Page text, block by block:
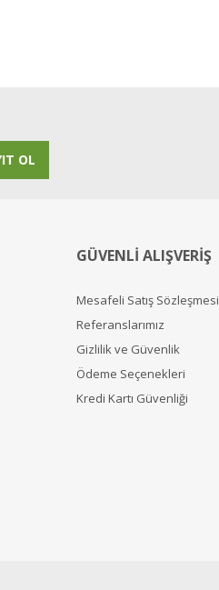
OL
GÜVENLİ ALIŞVERİŞ
Mesafeli Satış Sözleşmesi
Referanslarımız
Gizlilik ve Güvenlik
Ödeme Seçenekleri
Kredi Kartı Güvenliği